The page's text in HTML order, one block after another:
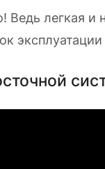
легкая и